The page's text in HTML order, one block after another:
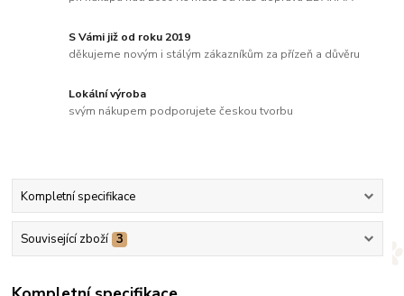
S Vámi již od roku 2019
děkujeme novým i stálým zákazníkům za přízeň a důvěru
Lokální výroba
svým nákupem podporujete českou tvorbu
Kompletní specifikace
Související zboží 3